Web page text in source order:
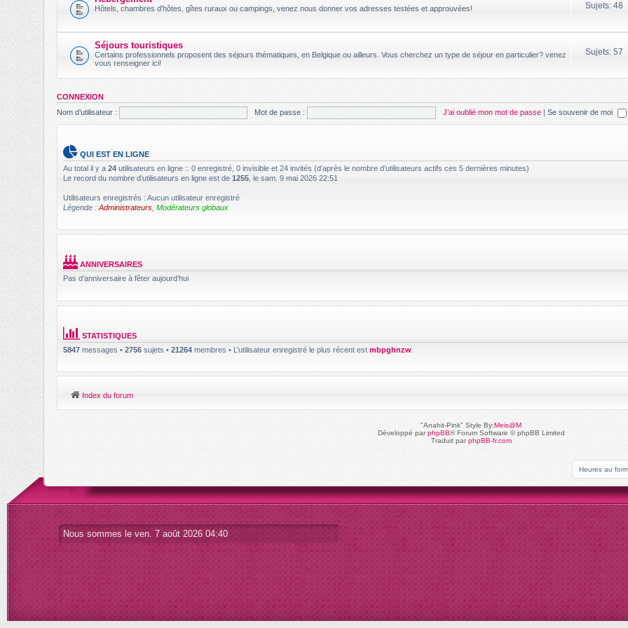
Hôtels, chambres d'hôtes, gîtes ruraux ou campings, venez nous donner vos adresses testées et approuvées! Sujets: 48
Séjours touristiques
Certains professionnels proposent des séjours thématiques, en Belgique ou ailleurs. Vous cherchez un type de séjour en particulier? venez
vous renseigner ici!
Sujets: 57
CONNEXION
Nom d’utilisateur :
Mot de passe : J’ai oublié mon mot de passe | Se souvenir de moi
QUI EST EN LIGNE
Au total il y a 24 utilisateurs en ligne :: 0 enregistré, 0 invisible et 24 invités (d’après le nombre d’utilisateurs actifs ces 5 dernières minutes)
Le record du nombre d’utilisateurs en ligne est de 1255 , le sam. 9 mai 2026 22:51
Utilisateurs enregistrés : Aucun utilisateur enregistré
Légende : Administrateurs Modérateurs globaux
ANNIVERSAIRES
Pas d’anniversaire à fêter aujourd’hui
STATISTIQUES
5847 messages • 2756 sujets • 21264 membres • L’utilisateur enregistré le plus récent est mbpghnzw
Index du forum
"Anahit-Pink" Style By:Meis@M
Développé parphpBB® Forum Software © phpBB Limited
Traduit parphpBB-fr.com
Heures au
Nous sommes le ven. 7 août 2026 04:40